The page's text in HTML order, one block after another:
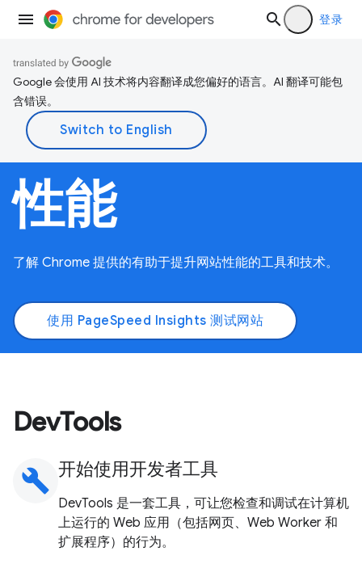
登录
Google 会使用 AI 技术将内容翻译成您偏好的语言。AI 翻译可能包
含错误。
性能
了解 Chrome 提供的有助于提升网站性能的工具和技术。
使用 PageSpeed Insights 测试网站
DevTools
build 开始使用开发者工具
DevTools 是一套工具，可让您检查和调试在计算机
上运行的 Web 应用（包括网页、Web Worker 和
扩展程序）的行为。